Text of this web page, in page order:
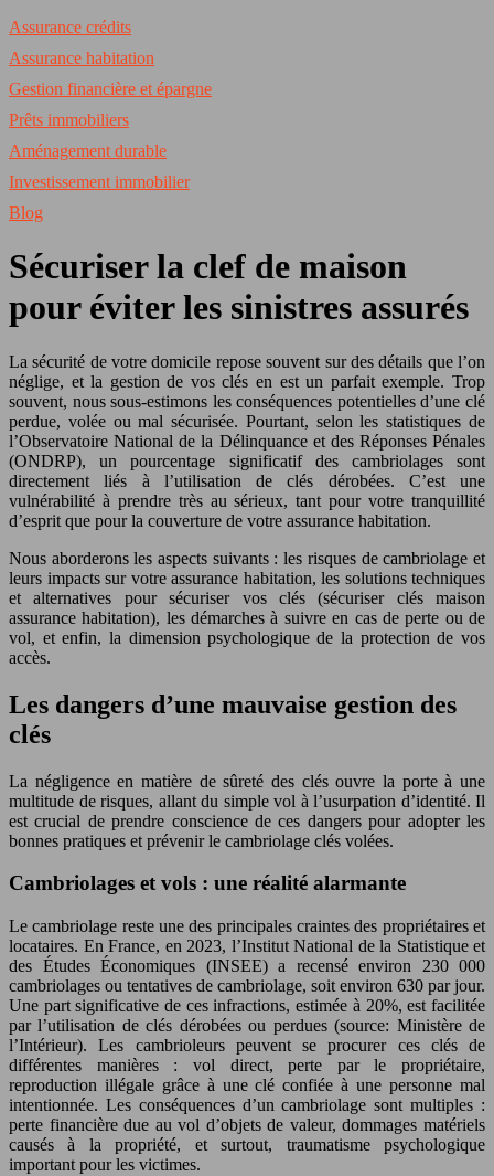
Assurance crédits
Assurance habitation
Gestion financière et épargne
Prêts immobiliers
Aménagement durable
Investissement immobilier
Blog
Sécuriser la clef de maison
pour éviter les sinistres assurés
La sécurité de votre domicile repose souvent sur des détails que l’on
néglige, et la gestion de vos clés en est un parfait exemple. Trop
souvent, nous sous-estimons les conséquences potentielles d’une clé
perdue, volée ou mal sécurisée. Pourtant, selon les statistiques de
l’Observatoire National de la Délinquance et des Réponses Pénales
(ONDRP), un pourcentage significatif des cambriolages sont
directement liés à l’utilisation de clés dérobées. C’est une
vulnérabilité à prendre très au sérieux, tant pour votre tranquillité
d’esprit que pour la couverture de votre assurance habitation.
Nous aborderons les aspects suivants : les risques de cambriolage et
leurs impacts sur votre assurance habitation, les solutions techniques
et alternatives pour sécuriser vos clés (sécuriser clés maison
assurance habitation), les démarches à suivre en cas de perte ou de
vol, et enfin, la dimension psychologique de la protection de vos
accès.
Les dangers d’une mauvaise gestion des
clés
La négligence en matière de sûreté des clés ouvre la porte à une
multitude de risques, allant du simple vol à l’usurpation d’identité. Il
est crucial de prendre conscience de ces dangers pour adopter les
bonnes pratiques et prévenir le cambriolage clés volées.
Cambriolages et vols : une réalité alarmante
Le cambriolage reste une des principales craintes des propriétaires et
locataires. En France, en 2023, l’Institut National de la Statistique et
des Études Économiques (INSEE) a recensé environ 230 000
cambriolages ou tentatives de cambriolage, soit environ 630 par jour.
Une part significative de ces infractions, estimée à 20%, est facilitée
par l’utilisation de clés dérobées ou perdues (source: Ministère de
l’Intérieur). Les cambrioleurs peuvent se procurer ces clés de
différentes manières : vol direct, perte par le propriétaire,
reproduction illégale grâce à une clé confiée à une personne mal
intentionnée. Les conséquences d’un cambriolage sont multiples :
perte financière due au vol d’objets de valeur, dommages matériels
causés à la propriété, et surtout, traumatisme psychologique
important pour les victimes.